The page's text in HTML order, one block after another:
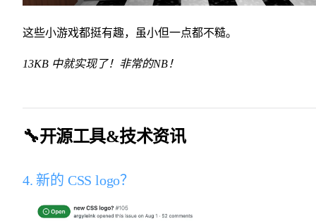
这些小游戏都挺有趣，虽小但一点都不糙。
13KB 中就实现了！非常的NB！
🔧开源工具&技术资讯
4. 新的 CSS logo？